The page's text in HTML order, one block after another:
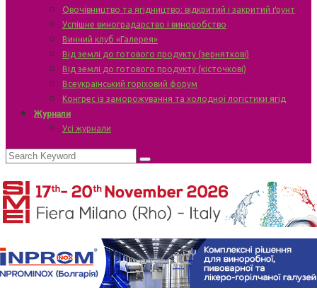
Овочівництво та ягідництво: відкритий і закритий ґрунт
Успішне виноградарство і виноробство
Винний клуб «Галерея»
Від землі до готового продукту (зерняткові)
Від землі до готового продукту (кісточкові)
Всеукраїнський горіховий форум
Конгрес із заморожування та холодної логістики ягід
Журнали
Усі журнали